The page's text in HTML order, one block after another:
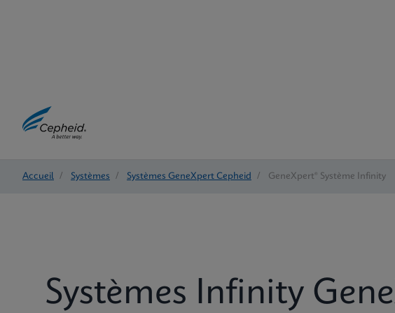
Accueil / Systèmes / Systèmes GeneXpert Cepheid / GeneXpert® Système Infinity
Systèmes Infinity